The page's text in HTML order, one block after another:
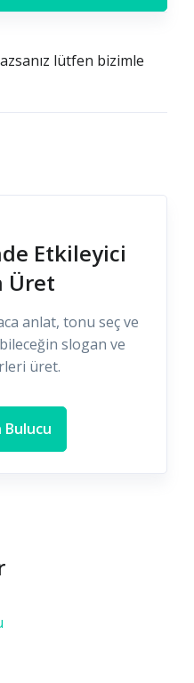
lütfen bizimle
Etkileyici
Üret
anlat, tonu seç ve
slogan ve
üret.
Bulucu